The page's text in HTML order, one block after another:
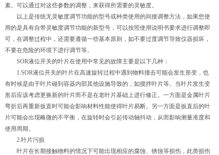
素。可以通过对这些参数的调整，来获得所需要的灵敏度。
以上是传统无灵敏度调节功能的型号或种类使用的间接调整方法，如果您使
用的是具有自带灵敏度调节功能的新型号，可以按照使用说明书要求进行调整即
可，在调整过程中，还需要遵循一些基本原则，如不要过度调节导致仪器损坏，
不要在危险的环境下进行调节等。
SOR液位开关的叶片在使用中常见的故障主要是以下几种：
1.SOR液位开关的叶片在高速旋转过程中遇到物料撞击可能会发生形变，也
有时候是由于叶片碰到容器内部其他设施导致的，如搅拌叶片等。当叶片发生变
形后应该考虑更换新的叶片而不是在老叶片基础上进行修正。一方面是金属叶片
弯折后再重新扳直时可能会影响材料性能使得叶片易断。另一方面是扳直后的叶
片可能会出现略微的不平衡，在旋转时会引起传动轴抖动，从而影响测量准度和
使用周期。
2.叶片污损
叶片在长期接触物料的情况下可能出现相应的腐蚀、锈蚀等损伤，此类损伤